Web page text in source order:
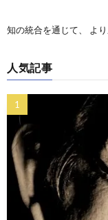
知の統合を通じて、 よ
人気記事